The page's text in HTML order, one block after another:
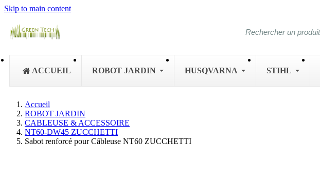
Skip to main content
ACCUEIL ROBOT JARDIN HUSQVARNA STIHL
Accueil
ROBOT JARDIN
CABLEUSE & ACCESSOIRE
NT60-DW45 ZUCCHETTI
Sabot renforcé pour Câbleuse NT60 ZUCCHETTI